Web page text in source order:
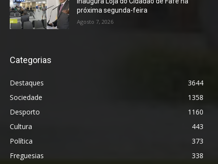
próxima segunda-feira
Agosto 7, 2026
Categorias
Destaques
3644
Sociedade
1358
Desporto
1160
Cultura
443
Política
373
Freguesias
338